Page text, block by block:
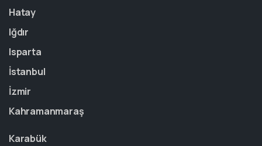
Hatay
Iğdır
Isparta
İstanbul
İzmir
Kahramanmaraş
Karabük